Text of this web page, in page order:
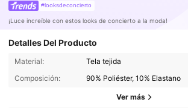
#looksdeconcierto
¡Luce increíble con estos looks de concierto a la moda!
Detalles Del Producto
Material:
Tela tejida
Composición:
90% Poliéster, 10% Elastano
Ver más